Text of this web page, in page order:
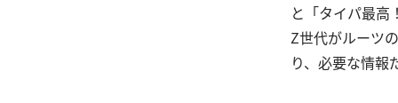
と「タイパ最高
Z世代がルーツ
り、必要な情報